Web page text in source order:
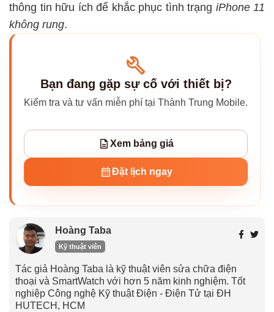
thông tin hữu ích để khắc phục tình trạng iPhone 11
không rung.
Bạn đang gặp sự cố với thiết bị?
Kiểm tra và tư vấn miễn phí tại Thành Trung Mobile.
Xem bảng giá
Đặt lịch ngay
Hoàng Taba
Kỹ thuật viên
Tác giả Hoàng Taba là kỹ thuật viên sửa chữa điện
thoại và SmartWatch với hơn 5 năm kinh nghiệm. Tốt
nghiệp Công nghệ Kỹ thuật Điện - Điện Tử tại ĐH
HUTECH, HCM